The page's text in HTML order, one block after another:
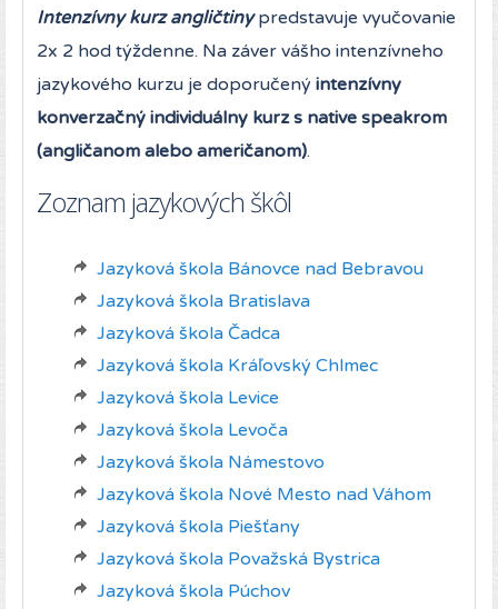
Intenzívny kurz angličtinypredstavuje vyučovanie
2x 2 hod týždenne. Na záver vášho intenzívneho
jazykového kurzu je doporučený intenzívny
konverzačný individuálny kurz s native speakrom
(angličanom alebo američanom).
Zoznam jazykových škôl
Jazyková škola Bánovce nad Bebravou
Jazyková škola Bratislava
Jazyková škola Čadca
Jazyková škola Kráľovský Chlmec
Jazyková škola Levice
Jazyková škola Levoča
Jazyková škola Námestovo
Jazyková škola Nové Mesto nad Váhom
Jazyková škola Piešťany
Jazyková škola Považská Bystrica
Jazyková škola Púchov